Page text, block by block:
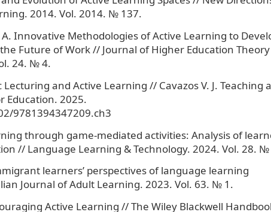
2014. Vol. 2014. № 137.
Innovative Methodologies of Active Learning to
Future of Work // Journal of Higher Education Theory
24. № 4.
Lecturing and Active Learning // Cavazos V. J. Teaching
Education. 2025.
9781394347209.ch3
through game-mediated activities: Analysis of
// Language Learning & Technology. 2024. Vol. 28. №
learners’ perspectives of language learning
Journal of Adult Learning. 2023. Vol. 63. № 1.
Active Learning // The Wiley Blackwell